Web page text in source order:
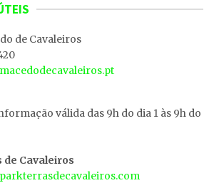
de Cavaleiros
válida das 9h do dia 1 às 9h do
Cavaleiros